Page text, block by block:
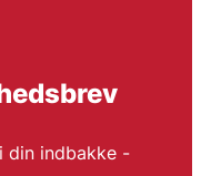
din indbakke -